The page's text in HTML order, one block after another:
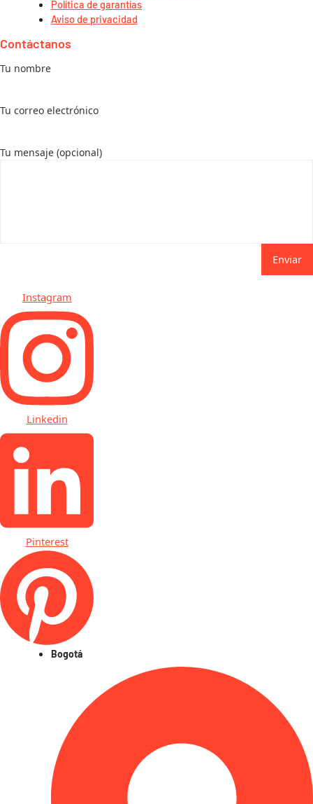
Política de garantías
Aviso de privacidad
Contáctanos
Tu nombre
Tu correo electrónico
Tu mensaje (opcional)
Enviar
Instagram
Linkedin
Pinterest
Bogotá